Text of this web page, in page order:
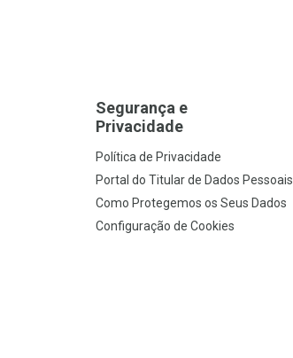
Segurança e
Privacidade
Política de Privacidade
Portal do Titular de Dados Pessoais
Como Protegemos os Seus Dados
Configuração de Cookies